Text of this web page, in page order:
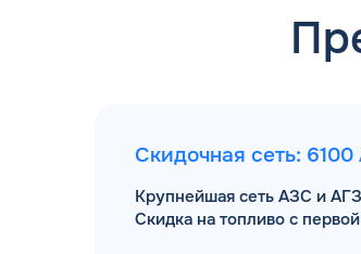
Скидочная сеть:
Крупнейшая сеть АЗС и
Скидка на топливо с